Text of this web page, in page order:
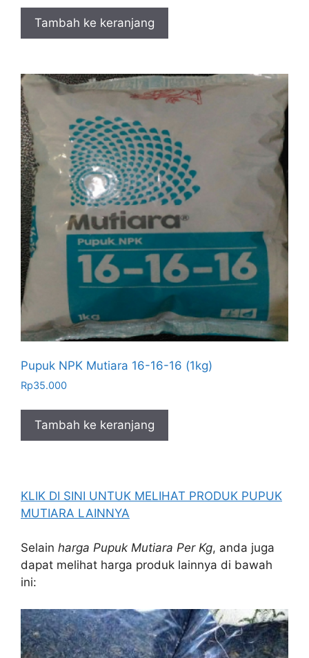
Tambah ke keranjang
Pupuk NPK Mutiara 16-16-16 (1kg)
Rp35.000
Tambah ke keranjang
KLIK DI SINI UNTUK MELIHAT PRODUK PUPUK
MUTIARA LAINNYA
Selain harga Pupuk Mutiara Per Kg, anda juga
dapat melihat harga produk lainnya di bawah
ini: